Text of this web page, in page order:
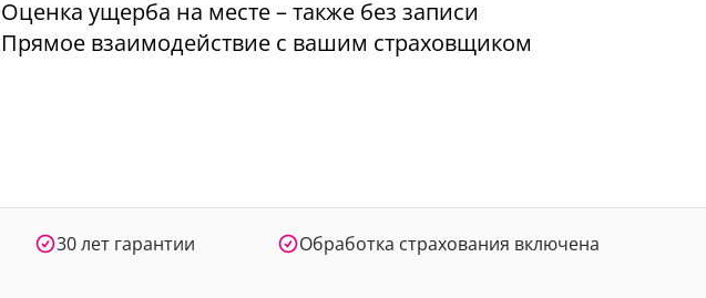
Оценка ущерба на месте – также без записи
Прямое взаимодействие с вашим страховщиком
30 лет гарантии
Обработка страхования включена